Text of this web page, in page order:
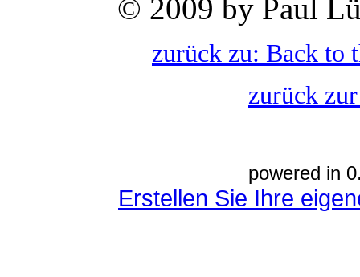
© 2009 by Paul
zurück zu: Back to
zurück
powered in
Erstellen Sie Ihre